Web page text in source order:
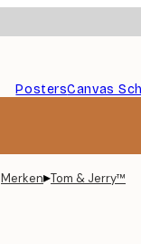
PostersCanvas
Merken▸Tom & Jerry™